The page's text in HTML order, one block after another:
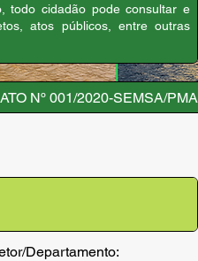
todo cidadão pode consultar e
atos públicos, entre outras
Nº 001/2020-SEMSA/PMA
Departamento: